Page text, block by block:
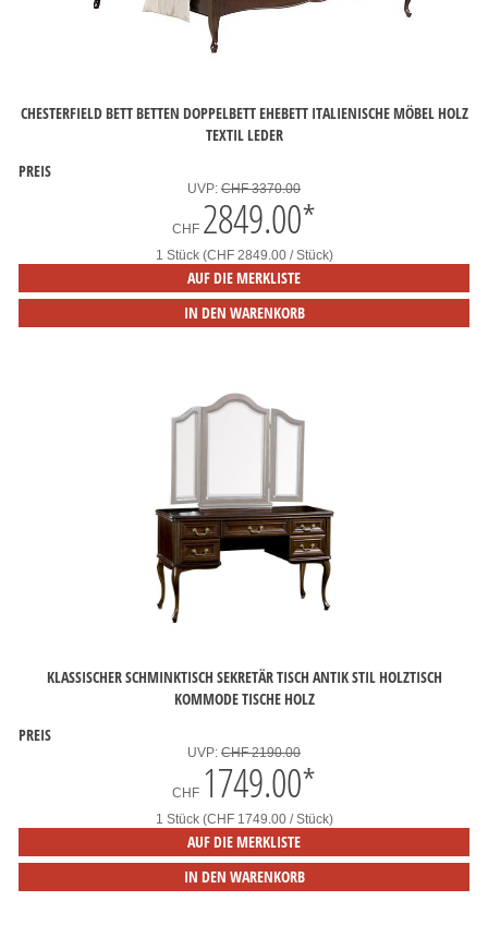
CHESTERFIELD BETT BETTEN DOPPELBETT EHEBETT ITALIENISCHE MÖBEL HOLZ
TEXTIL LEDER
PREIS
UVP: CHF 3370.00
CHF 2849.00*
1 Stück (CHF 2849.00 / Stück)
AUF DIE MERKLISTE
IN DEN WARENKORB
KLASSISCHER SCHMINKTISCH SEKRETÄR TISCH ANTIK STIL HOLZTISCH
KOMMODE TISCHE HOLZ
PREIS
UVP: CHF 2190.00
CHF 1749.00*
1 Stück (CHF 1749.00 / Stück)
AUF DIE MERKLISTE
IN DEN WARENKORB